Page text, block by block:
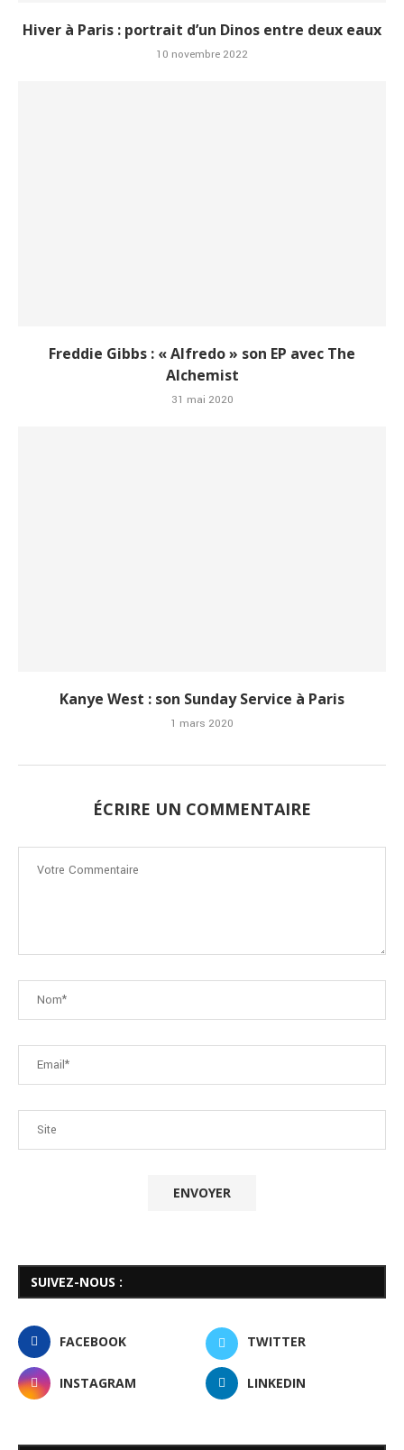
Hiver à Paris : portrait d’un Dinos entre deux eaux
10 novembre 2022
Freddie Gibbs : « Alfredo » son EP avec The
Alchemist
31 mai 2020
Kanye West : son Sunday Service à Paris
1 mars 2020
ÉCRIRE UN COMMENTAIRE
SUIVEZ-NOUS :
FACEBOOK TWITTER
INSTAGRAM LINKEDIN